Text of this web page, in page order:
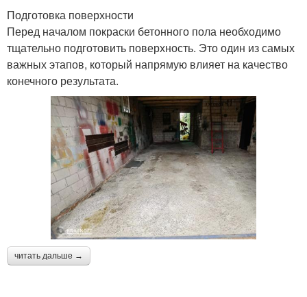
Подготовка поверхности
Перед началом покраски бетонного пола необходимо
тщательно подготовить поверхность. Это один из самых
важных этапов, который напрямую влияет на качество
конечного результата.
читать дальше →